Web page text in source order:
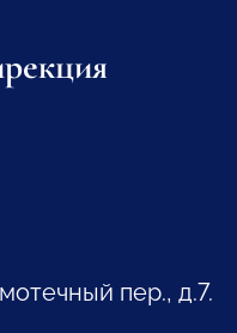
пер., д.7.